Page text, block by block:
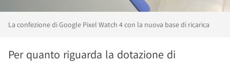
La confezione di Google Pixel Watch 4 con la nuova base di ricarica
Per quanto riguarda la dotazione di